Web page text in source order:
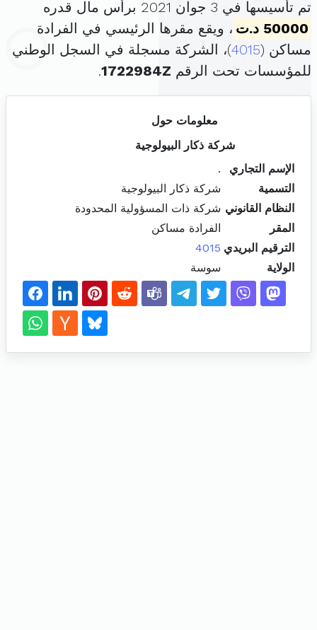
تم تأسيسها في 3 جوان 2021 برأس مال قدره
50000 د.ت
، ويقع مقرها الرئيسي في الفرادة
مساكن (4015)، الشركة مسجلة في السجل الوطني
للمؤسسات تحت الرقم 1722984Z
.
معلومات حول
شركة ذكار البيولوجية
الإسم التجاري
.
التسمية
شركة ذكار البيولوجية
النظام القانوني شركة ذات المسؤولية المحدودة
المقر
الفرادة مساكن
الترقيم البريدي 4015
الولاية
سوسة